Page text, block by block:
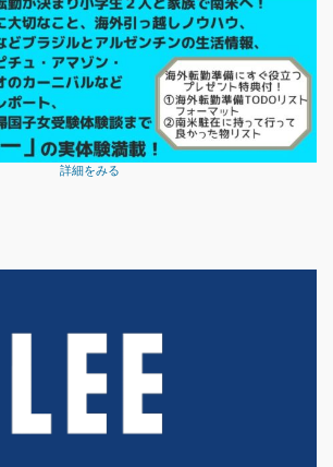
詳細をみる